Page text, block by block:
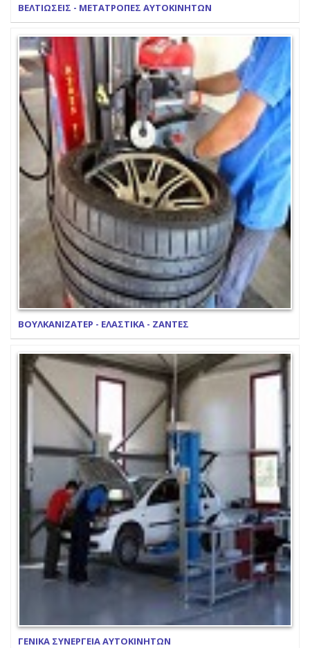
ΒΕΛΤΙΩΣΕΙΣ - ΜΕΤΑΤΡΟΠΕΣ ΑΥΤΟΚΙΝΗΤΩΝ
ΒΟΥΛΚΑΝΙΖΑΤΕΡ - ΕΛΑΣΤΙΚΑ - ΖΑΝΤΕΣ
ΓΕΝΙΚΑ ΣΥΝΕΡΓΕΙΑ ΑΥΤΟΚΙΝΗΤΩΝ